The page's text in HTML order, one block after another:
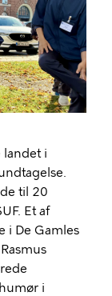
landet i
til 20
Et af
i De Gamles
i